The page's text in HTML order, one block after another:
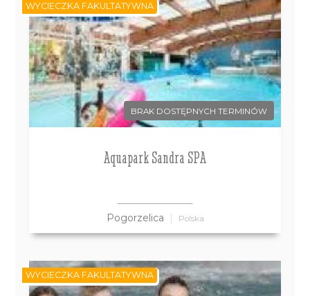
BRAK DOSTĘPNYCH TERMINÓW
Aquapark Sandra SPA
Pogorzelica Polska
WYCIECZKA FAKULTATYWNA
WYCIECZKA FAKULTATYWNA